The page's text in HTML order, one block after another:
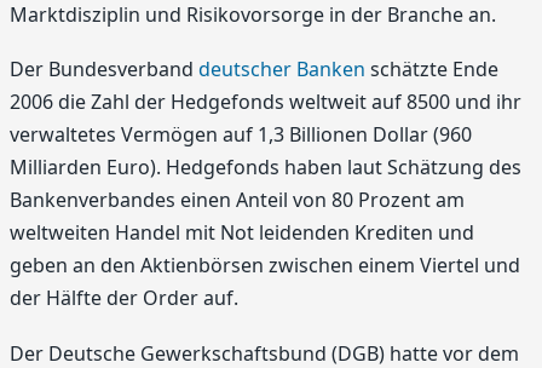
Marktdisziplin und Risikovorsorge in der Branche an.
Der Bundesverband deutscher Banken schätzte Ende
2006 die Zahl der Hedgefonds weltweit auf 8500 und ihr
verwaltetes Vermögen auf 1,3 Billionen Dollar (960
Milliarden Euro). Hedgefonds haben laut Schätzung des
Bankenverbandes einen Anteil von 80 Prozent am
weltweiten Handel mit Not leidenden Krediten und
geben an den Aktienbörsen zwischen einem Viertel und
der Hälfte der Order auf.
Der Deutsche Gewerkschaftsbund (DGB) hatte vor dem